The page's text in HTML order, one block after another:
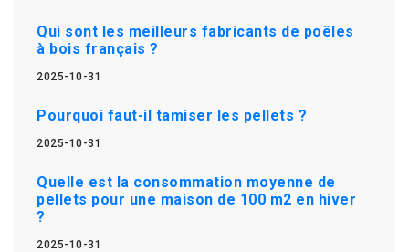
Qui sont les meilleurs fabricants de poêles
à bois français ?
2025-10-31
Pourquoi faut-il tamiser les pellets ?
2025-10-31
Quelle est la consommation moyenne de
pellets pour une maison de 100 m2 en hiver
?
2025-10-31